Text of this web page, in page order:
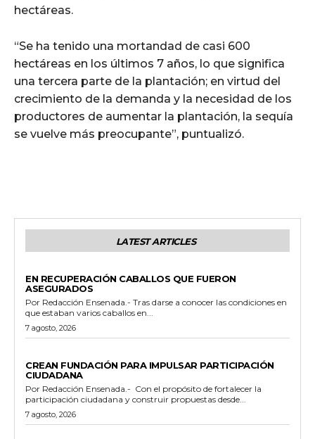
hectáreas.
“Se ha tenido una mortandad de casi 600
hectáreas en los últimos 7 años, lo que significa
una tercera parte de la plantación; en virtud del
crecimiento de la demanda y la necesidad de los
productores de aumentar la plantación, la sequía
se vuelve más preocupante”, puntualizó.
LATEST ARTICLES
EN RECUPERACIÓN CABALLOS QUE FUERON
ASEGURADOS
Por Redacción Ensenada.- Tras darse a conocer las condiciones en
que estaban varios caballos en...
7 agosto, 2026
CREAN FUNDACIÓN PARA IMPULSAR PARTICIPACIÓN
CIUDADANA
Por Redacción Ensenada.- Con el propósito de fortalecer la
participación ciudadana y construir propuestas desde...
7 agosto, 2026